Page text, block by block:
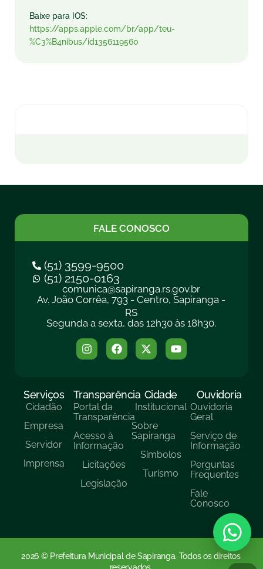
Baixe para IOS:
https://apps.apple.com/br/app/teu-
%C3%B4nibus/id1356119560
FALE CONOSCO
(51) 3599-9500
(51) 2150-0163
comunica@sapiranga.rs.gov.br
Av. João Corrêa, 793 - Centro, Sapiranga -
RS
Segunda a sexta, das 12h30 às 18h30.
Serviços
Cidadão
Empresa
Servidor
Imprensa
Transparência
Portal da
Transparência
Acesso à
Informação
Licitações
Legislação
Cidade
Institucional
Sobre
Sapiranga
Símbolos
Turísmo
Ouvidoria
Ouvidoria
Geral
Serviço de
Informação
Perguntas
Frequentes
Fale
Conosco
2026 © Prefeitura Municipal de Sapiranga. Todos os direitos